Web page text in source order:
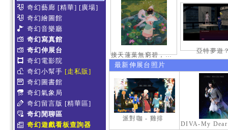
奇幻藝廊 [精華] [廣場]
奇幻繪圖館
奇幻音樂廳
奇幻寫真館
奇幻伸展台
奇幻電影院
奇幻小幫手 [走私販]
奇幻圖書館
奇幻氣象局
奇幻留言版 [精華區]
奇幻閒聊區
奇幻遊戲看板查詢器
接天蓮葉無窮碧，映日荷花別樣紅。
亞特夢遊
最新伸展台照片
派對咖 - 雞排